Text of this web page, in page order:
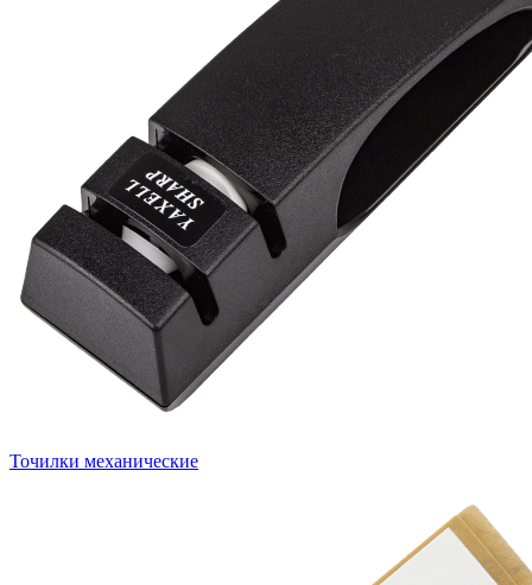
Точилки механические